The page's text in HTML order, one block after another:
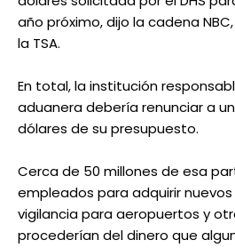
año próximo, dijo la cadena
la TSA.
En total, la institución
aduanera debería renunciar a
dólares de su presupuesto.
Cerca de 50 millones de esa
empleados para adquirir
vigilancia para aeropuertos y
procederían del dinero que